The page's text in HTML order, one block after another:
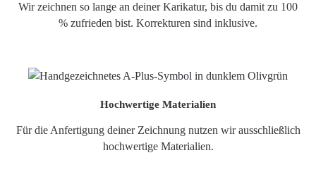
Wir zeichnen so lange an deiner Karikatur, bis du damit zu 100
% zufrieden bist. Korrekturen sind inklusive.
Hochwertige Materialien
Für die Anfertigung deiner Zeichnung nutzen wir ausschließlich
hochwertige Materialien.